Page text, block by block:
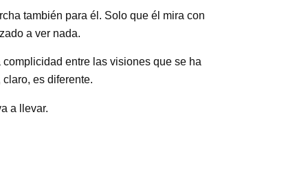
también para él. Solo que él mira con
a ver nada.
entre las visiones que se ha
es diferente.
a llevar.